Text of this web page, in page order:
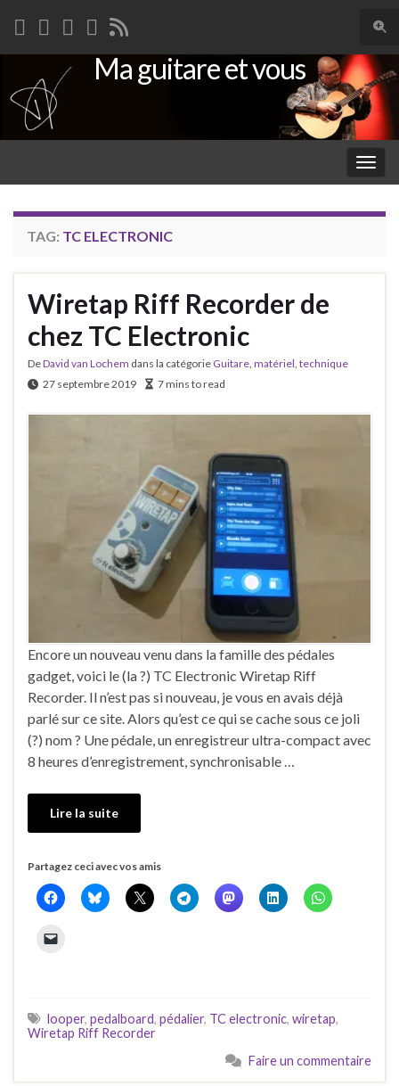
Search for:
Ma guitare et vous
TAG: TC ELECTRONIC
Wiretap Riff Recorder de
chez TC Electronic
DeDavid van Lochem dans la catégorie Guitare matériel technique
27 septembre 2019
7 mins to read
Encore un nouveau venu dans la famille des pédales
gadget, voici le (la ?) TC Electronic Wiretap Riff
Recorder. Il n’est pas si nouveau, je vous en avais déjà
parlé sur ce site. Alors qu’est ce qui se cache sous ce joli
(?) nom ? Une pédale, un enregistreur ultra-compact avec
8 heures d’enregistrement, synchronisable …
Lire la suite
Partagez ceci avec vos amis
looper, pedalboard, pédalier, TC electronic, wiretap,
Wiretap Riff Recorder
Faire un commentaire